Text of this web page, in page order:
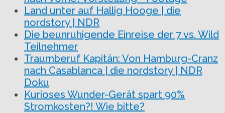
Land unter auf Hallig Hooge | die
nordstory | NDR
Die beunruhigende Einreise der 7 vs. Wild
Teilnehmer
Traumberuf Kapitän: Von Hamburg-Cranz
nach Casablanca | die nordstory | NDR
Doku
Kurioses Wunder-Gerät spart 90%
Stromkosten?! Wie bitte?